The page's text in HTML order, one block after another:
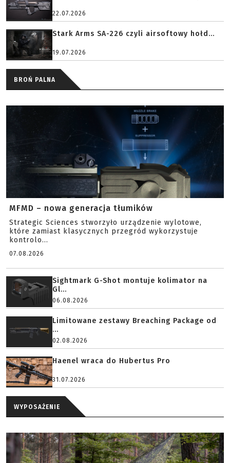
22.07.2026
Stark Arms SA-226 czyli airsoftowy hołd...
19.07.2026
BROŃ PALNA
MFMD – nowa generacja tłumików
Strategic Sciences stworzyło urządzenie wylotowe,
które zamiast klasycznych przegród wykorzystuje
kontrolo...
07.08.2026
Sightmark G-Shot montuje kolimator na
Gl...
06.08.2026
Limitowane zestawy Breaching Package od
...
02.08.2026
Haenel wraca do Hubertus Pro
31.07.2026
WYPOSAŻENIE